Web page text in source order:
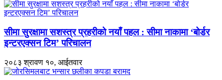
सीमा सुरक्षामा सशस्त्र प्रहरीको नयाँ पहल : सीमा नाकामा ‘बोर्डर
इन्टरएक्सन टिम’ परिचालन
२०८३ श्रावण १०, आईतवार